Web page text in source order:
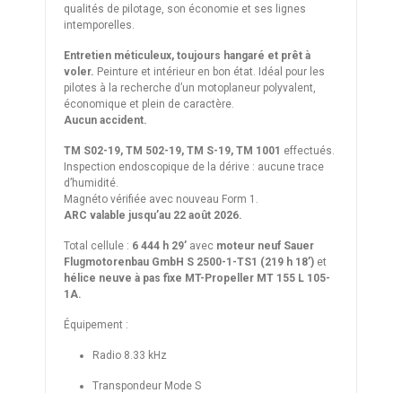
qualités de pilotage, son économie et ses lignes
intemporelles.
Entretien méticuleux, toujours hangaré et prêt à
voler. Peinture et intérieur en bon état. Idéal pour les
pilotes à la recherche d’un motoplaneur polyvalent,
économique et plein de caractère.
Aucun accident.
TM S02-19, TM 502-19, TM S-19, TM 1001 effectués.
Inspection endoscopique de la dérive : aucune trace
d’humidité.
Magnéto vérifiée avec nouveau Form 1.
ARC valable jusqu’au 22 août 2026.
Total cellule : 6 444 h 29’ avec moteur neuf Sauer
Flugmotorenbau GmbH S 2500-1-TS1 (219 h 18’) et
hélice neuve à pas fixe MT-Propeller MT 155 L 105-
1A.
Équipement :
Radio 8.33 kHz
Transpondeur Mode S